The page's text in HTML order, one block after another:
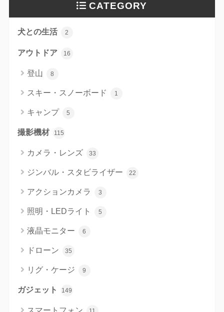
CATEGORY
犬との生活 2
アウトドア 16
登山 8
スキー・スノーボード 1
キャンプ 5
撮影機材 115
カメラ・レンズ 33
ジンバル・スタビライザー 22
アクションカメラ 3
照明・LEDライト 5
液晶モニター 6
ドローン 35
リグ・ケージ 9
ガジェット 149